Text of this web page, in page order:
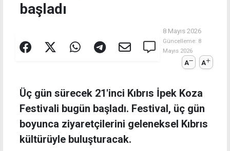
başladı
8 Mayıs 2026
Güncelleme: 8
Mayıs 2026
A A
Üç gün sürecek 21'inci Kıbrıs İpek Koza
Festivali bugün başladı. Festival, üç gün
boyunca ziyaretçilerini geleneksel Kıbrıs
kültürüyle buluşturacak.